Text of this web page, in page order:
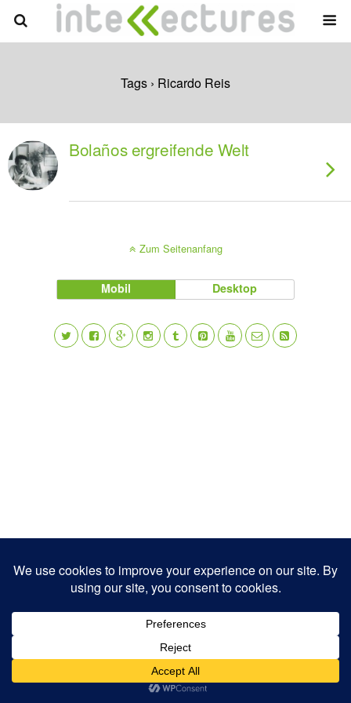
Tags › Ricardo Reis
Bolaños ergreifende Welt
Zum Seitenanfang
Mobil Desktop